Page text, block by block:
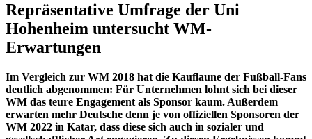
Repräsentative Umfrage der Uni
Hohenheim untersucht WM-
Erwartungen
Im Vergleich zur WM 2018 hat die Kauflaune der Fußball-Fans
deutlich abgenommen: Für Unternehmen lohnt sich bei dieser
WM das teure Engagement als Sponsor kaum. Außerdem
erwarten mehr Deutsche denn je von offiziellen Sponsoren der
WM 2022 in Katar, dass diese sich auch in sozialer und